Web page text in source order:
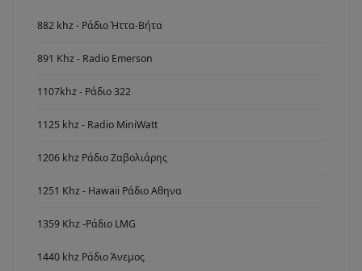
882 khz - Ράδιο Ήττα-Βήτα
891 Khz - Radio Emerson
1107khz - Ράδιο 322
1125 khz - Radio MiniWatt
1206 khz Ράδιο Ζαβολιάρης
1251 Khz - Hawaii Ράδιο Αθηνα
1359 Khz -Ράδιο LMG
1440 khz Ράδιο Άνεμος